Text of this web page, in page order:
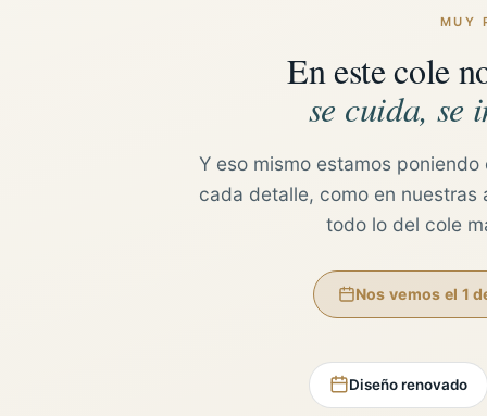
MUY
En este cole
se cuida, se
Y eso mismo estamos
cada detalle, como en nuestras
todo lo del cole
Nos vemos el 1
Diseño renovado